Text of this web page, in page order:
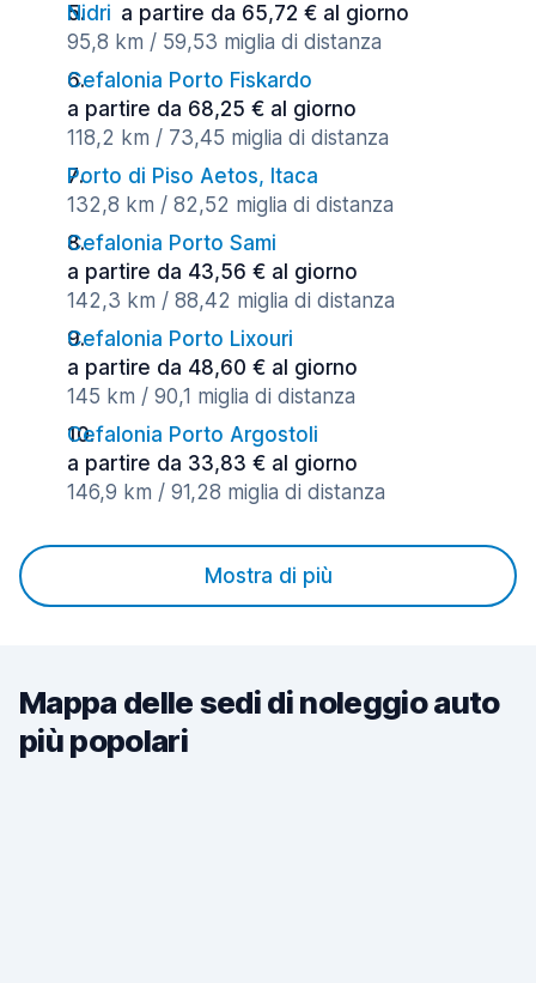
Nidri a partire da 65,72 € al giorno
95,8 km / 59,53 miglia di distanza
Cefalonia Porto Fiskardo
a partire da 68,25 € al giorno
118,2 km / 73,45 miglia di distanza
Porto di Piso Aetos, Itaca
132,8 km / 82,52 miglia di distanza
Cefalonia Porto Sami
a partire da 43,56 € al giorno
142,3 km / 88,42 miglia di distanza
Cefalonia Porto Lixouri
a partire da 48,60 € al giorno
145 km / 90,1 miglia di distanza
Cefalonia Porto Argostoli
a partire da 33,83 € al giorno
146,9 km / 91,28 miglia di distanza
Mostra di più
Mappa delle sedi di noleggio auto
più popolari